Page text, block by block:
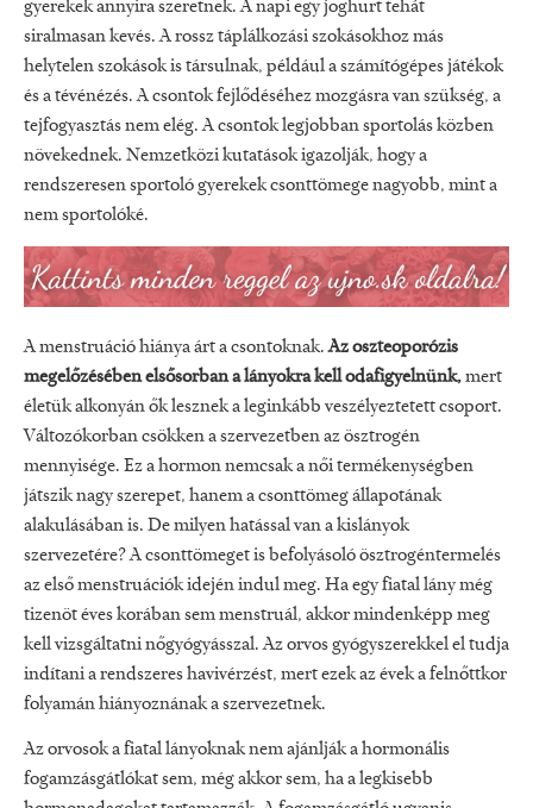
gyerekek annyira szeretnek. A napi egy joghurt tehát
siralmasan kevés. A rossz táplálkozási szokásokhoz más
helytelen szokások is társulnak, például a számítógépes játékok
és a tévénézés. A csontok fejlődéséhez mozgásra van szükség, a
tejfogyasztás nem elég. A csontok legjobban sportolás közben
növekednek. Nemzetközi kutatások igazolják, hogy a
rendszeresen sportoló gyerekek csonttömege nagyobb, mint a
nem sportolóké.
A menstruáció hiánya árt a csontoknak.Az oszteoporózis
megelőzésében elsősorban a lányokra kell odafigyelnünk,mert
életük alkonyán ők lesznek a leginkább veszélyeztetett csoport.
Változókorban csökken a szervezetben az ösztrogén
mennyisége. Ez a hormon nemcsak a női termékenységben
játszik nagy szerepet, hanem a csonttömeg állapotának
alakulásában is. De milyen hatással van a kislányok
szervezetére? A csonttömeget is befolyásoló ösztrogéntermelés
az első menstruációk idején indul meg. Ha egy fiatal lány még
tizenöt éves korában sem menstruál, akkor mindenképp meg
kell vizsgáltatni nőgyógyásszal. Az orvos gyógyszerekkel el tudja
indítani a rendszeres havivérzést, mert ezek az évek a felnőttkor
folyamán hiányoznának a szervezetnek.
Az orvosok a fiatal lányoknak nem ajánlják a hormonális
fogamzásgátlókat sem, még akkor sem, ha a legkisebb